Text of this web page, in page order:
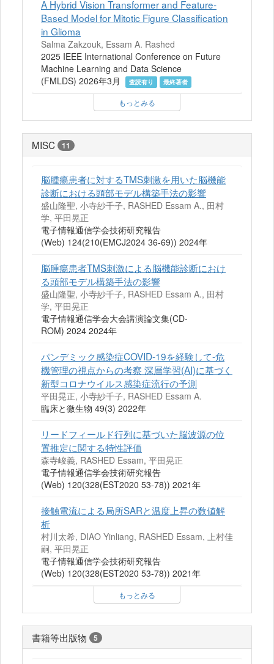
A Hybrid Vision Transformer and Feature-
Based Model for Mitotic Figure Classification
in Glioma
Salma Zakzouk, Essam A. Rashed
2025 IEEE International Conference on Future
Machine Learning and Data Science
(FMLDS) 2026年3月
査読有り 最終著者
もっとみる
MISC 11
脳腫瘍患者に対するTMS刺激を用いた脳機能
診断における頭部モデル構築手法の影響
盛山隆聖, 小寺紗千子, RASHED Essam A., 田村
学, 平田晃正
電子情報通信学会技術研究報告
(Web) 124(210(EMCJ2024 36-69)) 2024年
脳腫瘍患者TMS刺激による脳機能診断におけ
る頭部モデル構築手法の影響
盛山隆聖, 小寺紗千子, RASHED Essam A., 田村
学, 平田晃正
電子情報通信学会大会講演論文集(CD-
ROM) 2024 2024年
パンデミック感染症COVID-19を経験して-危
機管理の視点からの考察 深層学習(AI)に基づく
新型コロナウイルス感染症流行の予測
平田晃正, 小寺紗千子, RASHED Essam A.
臨床と微生物 49(3) 2022年
リードフィールド行列に基づいた脳波源の位
置推定に関する特性評価
森寺峻義, RASHED Essam, 平田晃正
電子情報通信学会技術研究報告
(Web) 120(328(EST2020 53-78)) 2021年
接触電流による局所SARと温度上昇の数値解
析
村川太希, DIAO Yinliang, RASHED Essam, 上村佳
嗣, 平田晃正
電子情報通信学会技術研究報告
(Web) 120(328(EST2020 53-78)) 2021年
もっとみる
書籍等出版物 5